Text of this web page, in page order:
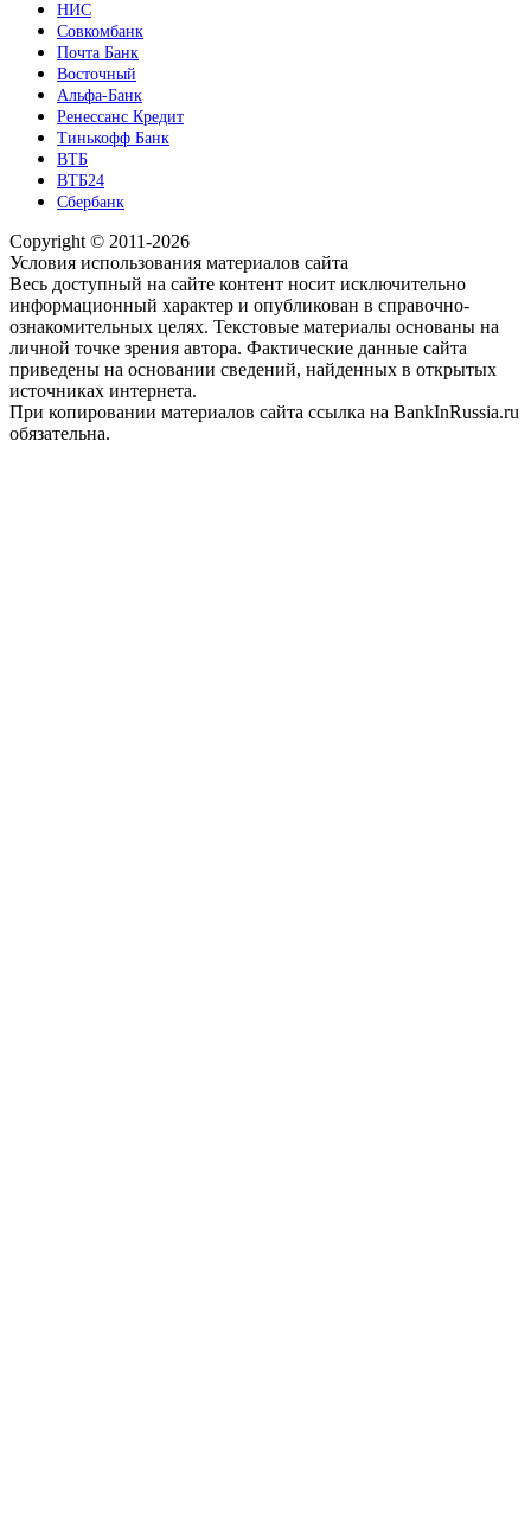
НИС
Совкомбанк
Почта Банк
Восточный
Альфа-Банк
Ренессанс Кредит
Тинькофф Банк
ВТБ
ВТБ24
Сбербанк
Copyright © 2011-2026
Условия использования материалов сайта
Весь доступный на сайте контент носит исключительно
информационный характер и опубликован в справочно-
ознакомительных целях. Текстовые материалы основаны на
личной точке зрения автора. Фактические данные сайта
приведены на основании сведений, найденных в открытых
источниках интернета.
При копировании материалов сайта ссылка на BankInRussia.ru
обязательна.